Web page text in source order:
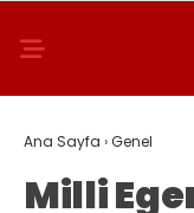
Ana Sayfa ›Genel
Milli